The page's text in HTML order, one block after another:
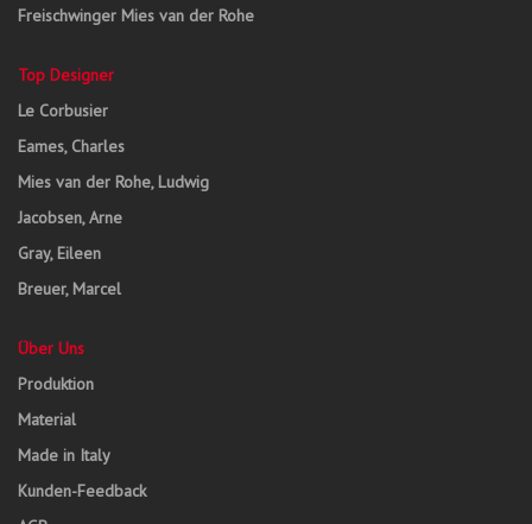
Freischwinger Mies van der Rohe
Top Designer
Le Corbusier
Eames, Charles
Mies van der Rohe, Ludwig
Jacobsen, Arne
Gray, Eileen
Breuer, Marcel
Über Uns
Produktion
Material
Made in Italy
Kunden-Feedback